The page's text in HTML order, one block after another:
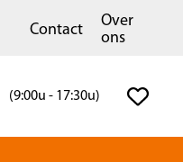
Contact
Over
ons
(9:00u - 17:30u)